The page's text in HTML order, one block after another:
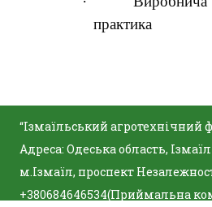
практика
“Ізмаїльський агротехнічний
Адреса: Одеська область,
м.Ізмаїл, проспект
+380684646534(Приймальна